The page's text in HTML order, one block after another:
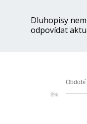
Dluhopisy
odpovídat
8%
Období